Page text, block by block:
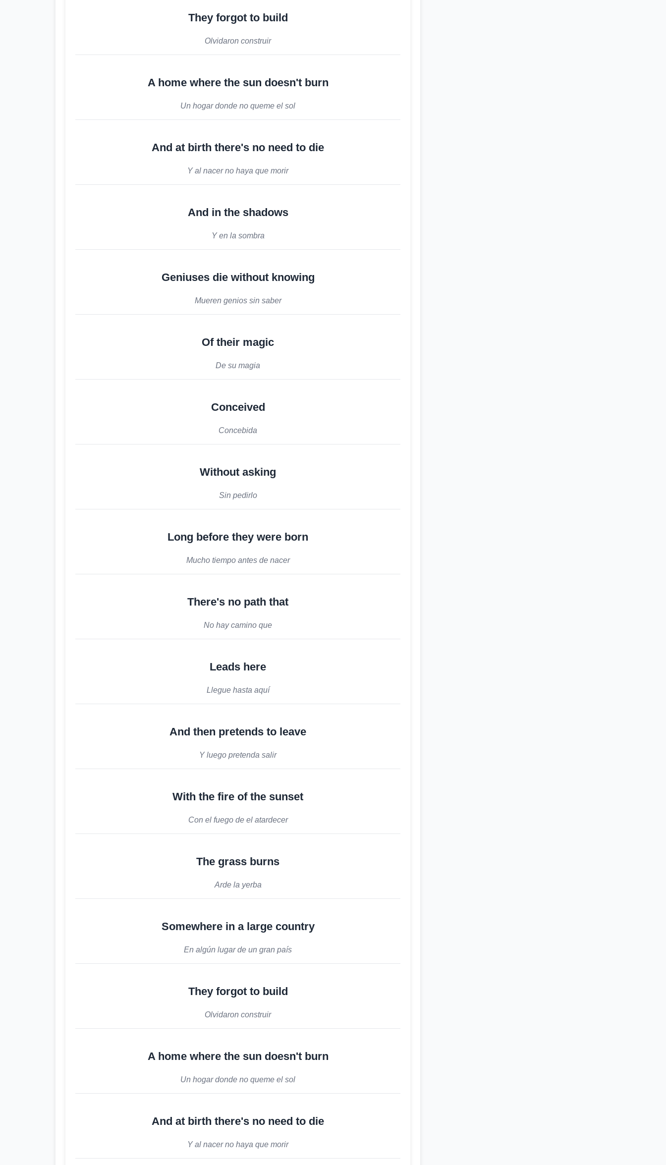
They forgot to build
Olvidaron construir
A home where the sun doesn't burn
Un hogar donde no queme el sol
And at birth there's no need to die
Y al nacer no haya que morir
And in the shadows
Y en la sombra
Geniuses die without knowing
Mueren genios sin saber
Of their magic
De su magia
Conceived
Concebida
Without asking
Sin pedirlo
Long before they were born
Mucho tiempo antes de nacer
There's no path that
No hay camino que
Leads here
Llegue hasta aquí
And then pretends to leave
Y luego pretenda salir
With the fire of the sunset
Con el fuego de el atardecer
The grass burns
Arde la yerba
Somewhere in a large country
En algún lugar de un gran país
They forgot to build
Olvidaron construir
A home where the sun doesn't burn
Un hogar donde no queme el sol
And at birth there's no need to die
Y al nacer no haya que morir